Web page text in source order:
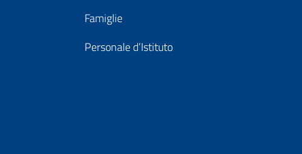
Famiglie
Personale d’Istituto